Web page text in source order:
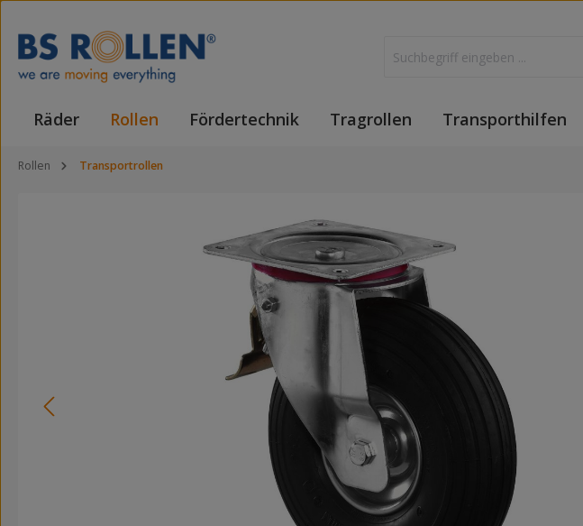
Räder Rollen Fördertechnik Tragrollen Transporthilfen
Rollen Transportrollen